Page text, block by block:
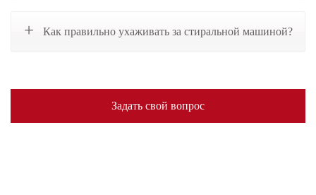
Как правильно ухаживать за стиральной машиной?
Задать свой вопрос